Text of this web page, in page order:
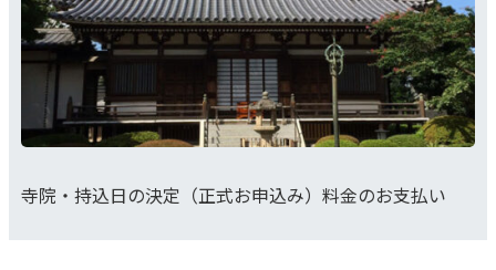
寺院・持込日の決定（正式お申込み）料金のお支払い